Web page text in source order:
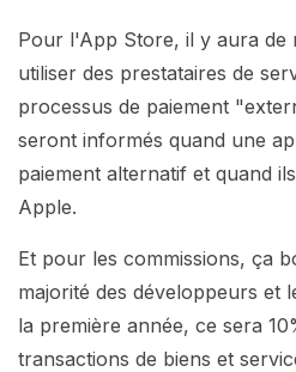
Pour l'App Store, il y aura de
utiliser des prestataires de
processus de paiement
seront informés quand une
paiement alternatif et quand
Apple.
Et pour les commissions, ça
majorité des développeurs et
la première année, ce sera
transactions de biens et